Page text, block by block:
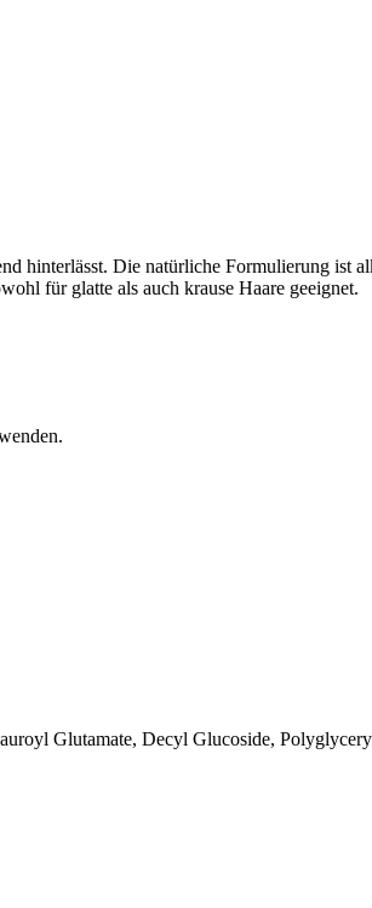
hinterlässt. Die natürliche Formulierung ist
für glatte als auch krause Haare geeignet.
Glutamate, Decyl Glucoside,